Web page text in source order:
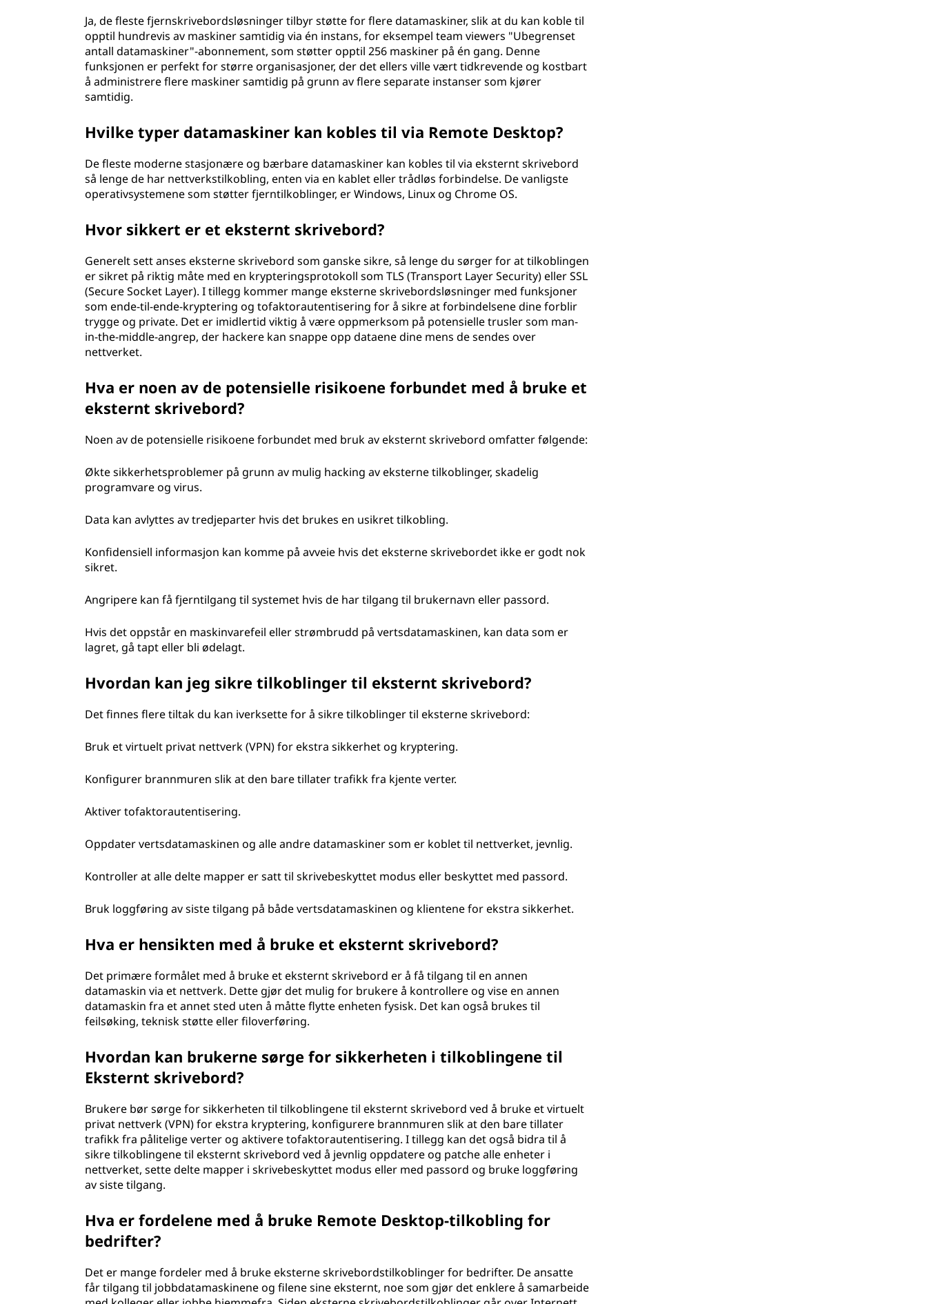
Ja, de fleste fjernskrivebordsløsninger tilbyr støtte for flere datamaskiner, slik at du kan koble til
opptil hundrevis av maskiner samtidig via én instans, for eksempel team viewers "Ubegrenset
antall datamaskiner"-abonnement, som støtter opptil 256 maskiner på én gang. Denne
funksjonen er perfekt for større organisasjoner, der det ellers ville vært tidkrevende og kostbart
å administrere flere maskiner samtidig på grunn av flere separate instanser som kjører
samtidig.
Hvilke typer datamaskiner kan kobles til via Remote Desktop?
De fleste moderne stasjonære og bærbare datamaskiner kan kobles til via eksternt skrivebord
så lenge de har nettverkstilkobling, enten via en kablet eller trådløs forbindelse. De vanligste
operativsystemene som støtter fjerntilkoblinger, er Windows, Linux og Chrome OS.
Hvor sikkert er et eksternt skrivebord?
Generelt sett anses eksterne skrivebord som ganske sikre, så lenge du sørger for at tilkoblingen
er sikret på riktig måte med en krypteringsprotokoll som TLS (Transport Layer Security) eller SSL
(Secure Socket Layer). I tillegg kommer mange eksterne skrivebordsløsninger med funksjoner
som ende-til-ende-kryptering og tofaktorautentisering for å sikre at forbindelsene dine forblir
trygge og private. Det er imidlertid viktig å være oppmerksom på potensielle trusler som man-
in-the-middle-angrep, der hackere kan snappe opp dataene dine mens de sendes over
nettverket.
Hva er noen av de potensielle risikoene forbundet med å bruke et
eksternt skrivebord?
Noen av de potensielle risikoene forbundet med bruk av eksternt skrivebord omfatter følgende:
Økte sikkerhetsproblemer på grunn av mulig hacking av eksterne tilkoblinger, skadelig
programvare og virus.
Data kan avlyttes av tredjeparter hvis det brukes en usikret tilkobling.
Konfidensiell informasjon kan komme på avveie hvis det eksterne skrivebordet ikke er godt nok
sikret.
Angripere kan få fjerntilgang til systemet hvis de har tilgang til brukernavn eller passord.
Hvis det oppstår en maskinvarefeil eller strømbrudd på vertsdatamaskinen, kan data som er
lagret, gå tapt eller bli ødelagt.
Hvordan kan jeg sikre tilkoblinger til eksternt skrivebord?
Det finnes flere tiltak du kan iverksette for å sikre tilkoblinger til eksterne skrivebord:
Bruk et virtuelt privat nettverk (VPN) for ekstra sikkerhet og kryptering.
Konfigurer brannmuren slik at den bare tillater trafikk fra kjente verter.
Aktiver tofaktorautentisering.
Oppdater vertsdatamaskinen og alle andre datamaskiner som er koblet til nettverket, jevnlig.
Kontroller at alle delte mapper er satt til skrivebeskyttet modus eller beskyttet med passord.
Bruk loggføring av siste tilgang på både vertsdatamaskinen og klientene for ekstra sikkerhet.
Hva er hensikten med å bruke et eksternt skrivebord?
Det primære formålet med å bruke et eksternt skrivebord er å få tilgang til en annen
datamaskin via et nettverk. Dette gjør det mulig for brukere å kontrollere og vise en annen
datamaskin fra et annet sted uten å måtte flytte enheten fysisk. Det kan også brukes til
feilsøking, teknisk støtte eller filoverføring.
Hvordan kan brukerne sørge for sikkerheten i tilkoblingene til
Eksternt skrivebord?
Brukere bør sørge for sikkerheten til tilkoblingene til eksternt skrivebord ved å bruke et virtuelt
privat nettverk (VPN) for ekstra kryptering, konfigurere brannmuren slik at den bare tillater
trafikk fra pålitelige verter og aktivere tofaktorautentisering. I tillegg kan det også bidra til å
sikre tilkoblingene til eksternt skrivebord ved å jevnlig oppdatere og patche alle enheter i
nettverket, sette delte mapper i skrivebeskyttet modus eller med passord og bruke loggføring
av siste tilgang.
Hva er fordelene med å bruke Remote Desktop-tilkobling for
bedrifter?
Det er mange fordeler med å bruke eksterne skrivebordstilkoblinger for bedrifter. De ansatte
får tilgang til jobbdatamaskinene og filene sine eksternt, noe som gjør det enklere å samarbeide